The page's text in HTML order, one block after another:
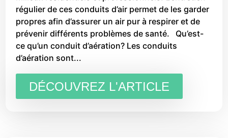
régulier de ces conduits d’air permet de les garder
propres afin d’assurer un air pur à respirer et de
prévenir différents problèmes de santé. Qu’est-
ce qu’un conduit d’aération? Les conduits
d’aération sont...
DÉCOUVREZ L'ARTICLE